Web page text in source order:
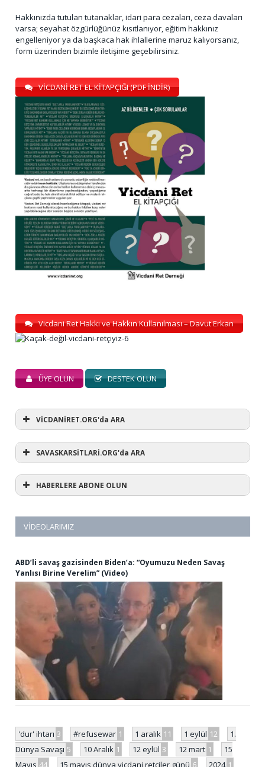
Hakkınızda tutulan tutanaklar, idari para cezaları, ceza davaları
varsa; seyahat özgürlüğünüz kısıtlanıyor, eğitim hakkınız
engelleniyor ya da başkaca hak ihlallerine maruz kalıyorsanız,
form üzerinden bizimle iletişime geçebilirsiniz.
VİCDANİ RET EL KİTAPÇIĞI (PDF İNDİR)
Vicdani Ret Hakkı ve Hakkın Kullanılması – Davut Erkan
ÜYE OLUN DESTEK OLUN
VİCDANİRET.ORG'da ARA
SAVASKARSİTLARİ.ORG'da ARA
HABERLERE ABONE OLUN
VIDEOLARIMIZ
ABD’li savaş gazisinden Biden’a: “Oyumuzu Neden Savaş
Yanlısı Birine Verelim” (Video)
'dur' ihtarı 3 #refusewar 1 1 aralık 11 1 eylül 12
1.
Dünya Savaşı 5 10 Aralık 1 12 eylül 3 12 mart 1
15
Mayıs 44 15 mayıs dünya vicdani retçiler günü 6 2024 1